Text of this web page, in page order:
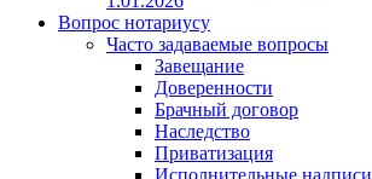
Вопрос нотариусу
Часто задаваемые вопросы
Завещание
Доверенности
Брачный договор
Наследство
Приватизация
Исполнительные надписи